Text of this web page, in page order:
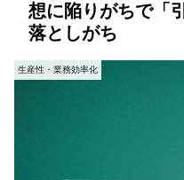
想に陥りがちで「
落としがち
生産性・業務効率化